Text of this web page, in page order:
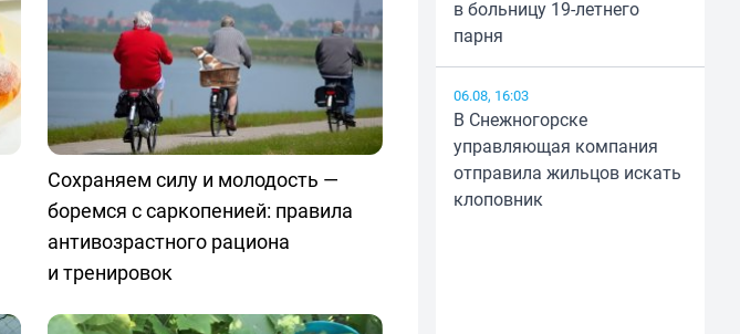
Сохраняем силу и молодость —
боремся с саркопенией: правила
антивозрастного рациона
и тренировок
в больницу 19-летнего
парня
06.08, 16:03
В Снежногорске
управляющая компания
отправила жильцов искать
клоповник